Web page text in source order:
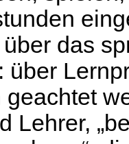
das
über
Lehrer,